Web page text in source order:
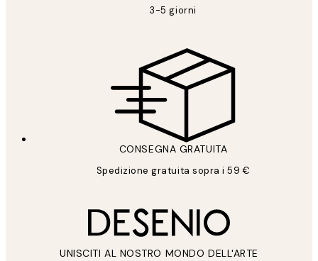
3-5 giorni
CONSEGNA GRATUITA
Spedizione gratuita sopra i 59 €
UNISCITI AL NOSTRO MONDO DELL'ARTE